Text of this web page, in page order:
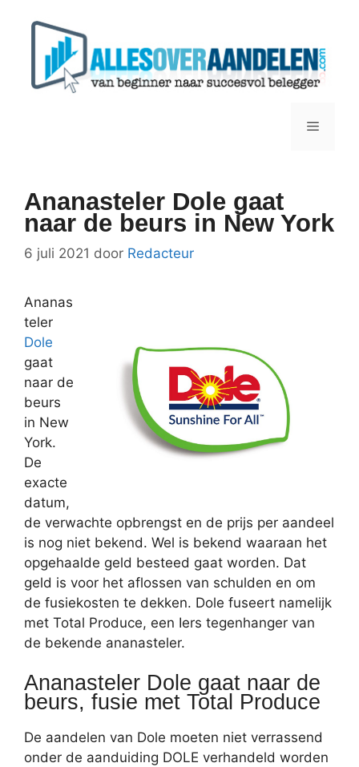
Menu
Ananasteler Dole gaat
naar de beurs in New York
6 juli 2021 door Redacteur
Ananas
teler
Dole
gaat
naar de
beurs
in New
York.
De
exacte
datum,
de verwachte opbrengst en de prijs per aandeel
is nog niet bekend. Wel is bekend waaraan het
opgehaalde geld besteed gaat worden. Dat
geld is voor het aflossen van schulden en om
de fusiekosten te dekken. Dole fuseert namelijk
met Total Produce, een Iers tegenhanger van
de bekende ananasteler.
Ananasteler Dole gaat naar de
beurs, fusie met Total Produce
De aandelen van Dole moeten niet verrassend
onder de aanduiding DOLE verhandeld worden